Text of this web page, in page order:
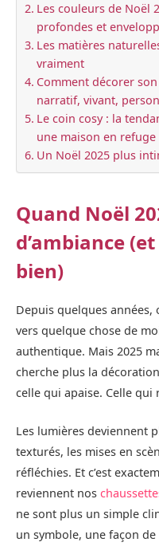
Les couleurs de Noël
profondes et
Les matières
vraiment
Comment décorer
narratif, vivant,
Le coin cosy : la
une maison en refuge
Un Noël 2025 plus
Quand Noël
d’ambiance
bien)
Depuis quelques
vers quelque chose de
authentique. Mais 2025
cherche plus la
celle qui apaise. Celle
Les lumières deviennent
texturés, les mises en
réfléchies. Et c’est
reviennent nos
ne sont plus un simple
un symbole, une façon